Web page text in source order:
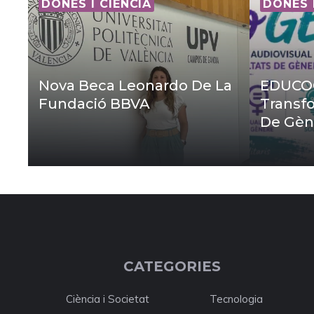
DONES I CIÈNCIA
Nova Beca Leonardo De La
Fundació BBVA
DONES
De
CATEGORIES
Ciència i Societat Tecnologia